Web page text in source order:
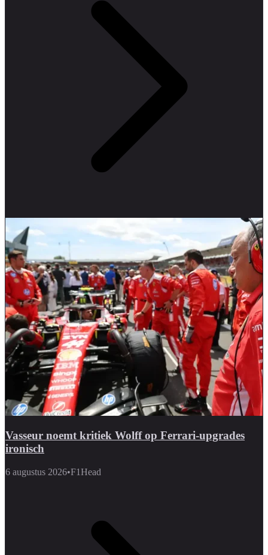
Vasseur noemt kritiek Wolff op Ferrari-upgrades
ironisch
6 augustus 2026•F1Head